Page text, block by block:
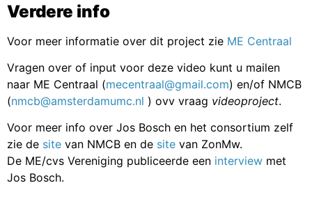
Verdere info
Voor meer informatie over dit project zie ME Centraal
Vragen over of input voor deze video kunt u mailen
naar ME Centraal (mecentraal@gmail.com) en/of NMCB
(nmcb@amsterdamumc.nl ) ovv vraag videoproject.
Voor meer info over Jos Bosch en het consortium zelf
zie de site van NMCB en de site van ZonMw.
De ME/cvs Vereniging publiceerde een interview met
Jos Bosch.